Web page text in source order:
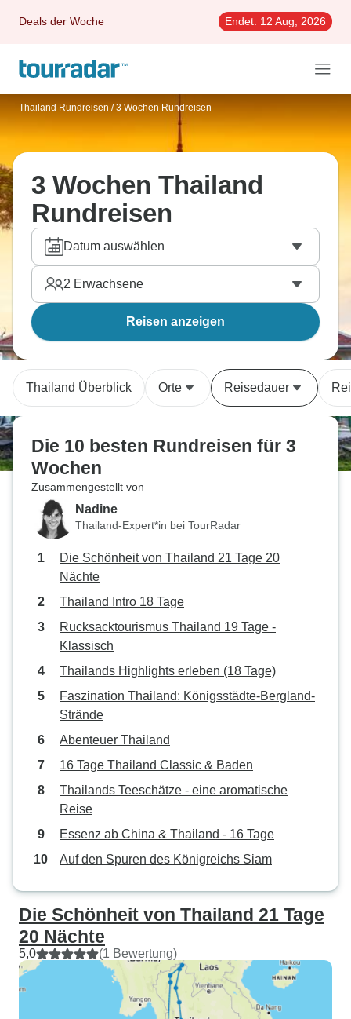
Deals der Woche Endet: 12 Aug, 2026
Thailand Rundreisen / 3 Wochen Rundreisen
3 Wochen Thailand
Rundreisen
Datum auswählen
2 Erwachsene
Reisen anzeigen
Thailand Überblick Orte Reisedauer
Die 10 besten Rundreisen für 3
Wochen
Zusammengestellt von
Nadine
Thailand-Expert*in bei TourRadar
Die Schönheit von Thailand 21 Tage 20
Nächte
Thailand Intro 18 Tage
Rucksacktourismus Thailand 19 Tage -
Klassisch
Thailands Highlights erleben (18 Tage)
Faszination Thailand: Königsstädte-Bergland-
Strände
Abenteuer Thailand
16 Tage Thailand Classic & Baden
Thailands Teeschätze - eine aromatische
Reise
Essenz ab China & Thailand - 16 Tage
Auf den Spuren des Königreichs Siam
Die Schönheit von Thailand 21 Tage
20 Nächte
5,0 (1 Bewertung)